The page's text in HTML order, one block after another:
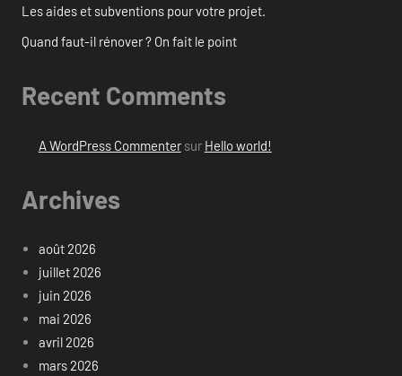
Les aides et subventions pour votre projet.
Quand faut-il rénover ? On fait le point
Recent Comments
A WordPress Commentersur Hello world!
Archives
août 2026
juillet 2026
juin 2026
mai 2026
avril 2026
mars 2026